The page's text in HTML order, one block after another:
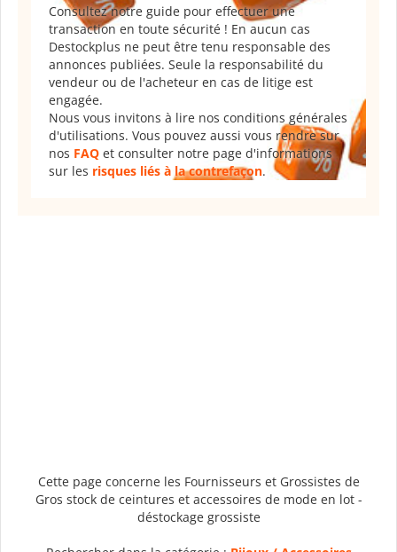
Consultez notre guide pour effectuer une
transaction en toute sécurité ! En aucun cas
Destockplus ne peut être tenu responsable des
annonces publiées. Seule la responsabilité du
vendeur ou de l'acheteur en cas de litige est
engagée.
Nous vous invitons à lire nos conditions générales
d'utilisations. Vous pouvez aussi vous rendre sur
nos FAQ et consulter notre page d'informations
sur les risques liés à la contrefaçon.
Cette page concerne les Fournisseurs et Grossistes de
Gros stock de ceintures et accessoires de mode en lot -
déstockage grossiste